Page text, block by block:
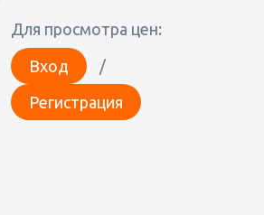
Для просмотра цен:
Вход
/
Регистрация